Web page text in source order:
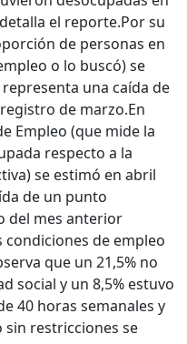
el reporte.Por su
de personas en
o lo buscó) se
una caída de
de marzo.En
Empleo (que mide la
respecto a la
se estimó en abril
de un punto
del mes anterior
condiciones de empleo
que un 21,5% no
social y un 8,5% estuvo
40 horas semanales y
sin restricciones se